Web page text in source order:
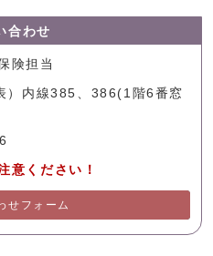
合わせ
険担当
内線385、386(1階6番窓
意ください！
せフォーム